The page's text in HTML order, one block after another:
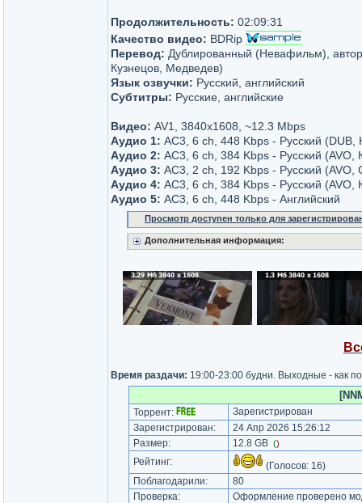
Продолжительность: 02:09:31
Качество видео: BDRip
Перевод: Дублированный (Невафильм),
Кузнецов, Медведев)
Язык озвучки: Русский, английский
Субтитры: Русские, английские
Видео: AV1, 3840x1608, ~12.3 Mbps
Аудио 1: AC3, 6 ch, 448 Kbps - Русский
Аудио 2: AC3, 6 ch, 384 Kbps - Русский
Аудио 3: AC3, 2 ch, 192 Kbps - Русский (AVO,
Аудио 4: AC3, 6 ch, 384 Kbps - Русский
Аудио 5: AC3, 6 ch, 448 Kbps - Английский
Просмотр доступен только для
Дополнительная информация:
Время раздачи: 19:00-23:00 будни. Выходные - как
Торрент:
Зарегистрирован
Зарегистрирован:
24 Апр 2026 15:26:12
Размер:
12.8 GB ()
Рейтинг: (Голосов: 16)
Поблагодарили:
80
Проверка:
Оформление проверено